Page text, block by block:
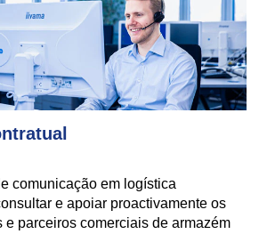
comunicação em logística
e apoiar proactivamente os
e parceiros comerciais de armazém